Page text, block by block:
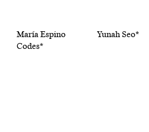
María Espino
Codes*
Yunah Seo*